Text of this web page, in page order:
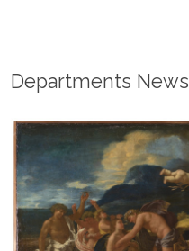
Departments News